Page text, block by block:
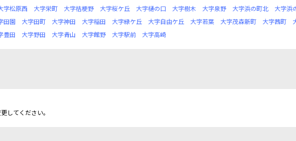
字松原西 大字栄町 大字桔梗野 大字桜ケ丘 大字樋の口 大字樹木 大字泉野 大字浜の町北
大字浜
田園 大字田町 大字神田 大字稲田 大字緑ケ丘 大字自由ケ丘 大字若葉 大字茂森新町 大字茜町
豊田 大字野田 大字青山 大字館野 大字駅前 大字高崎
してください。